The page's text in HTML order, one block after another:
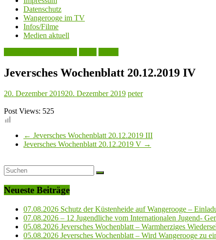
Datenschutz
Wangerooge im TV
Infos/Filme
Medien aktuell
Jeversches Wochenblatt 20.12.2019 IV
20. Dezember 201920. Dezember 2019 peter
Post Views: 525
← Jeversches Wochenblatt 20.12.2019 III
Jeversches Wochenblatt 20.12.2019 V →
Neueste Beiträge
07.08.2026 Schutz der Küstenheide auf Wangerooge –
07.08.2026 – 12 Jugendliche vom Internationalen Jugend-
05.08.2026 Jeversches Wochenblatt – Warmherziges
05.08.2026 Jeversches Wochenblatt – Wird Wangerooge zu